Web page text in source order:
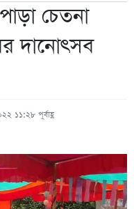
চেতনা
দানোৎসব
১১:২৮ পূর্বাহ্ণ